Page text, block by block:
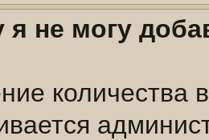
я не могу
количества